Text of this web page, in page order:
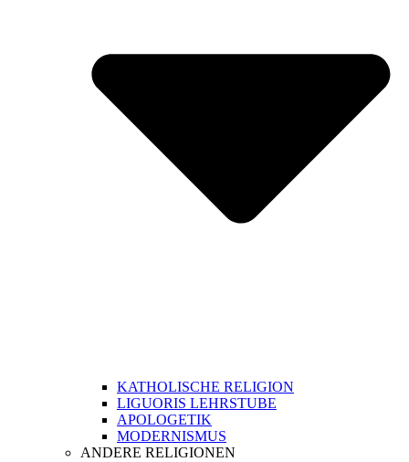
KATHOLISCHE RELIGION
LIGUORIS LEHRSTUBE
APOLOGETIK
MODERNISMUS
ANDERE RELIGIONEN